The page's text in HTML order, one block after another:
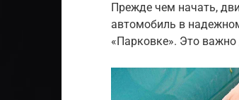
Прежде чем начать,
автомобиль в
«Парковке». Это важно